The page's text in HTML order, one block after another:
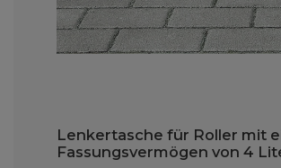
Lenkertasche für Roller mit
Fassungsvermögen von 4